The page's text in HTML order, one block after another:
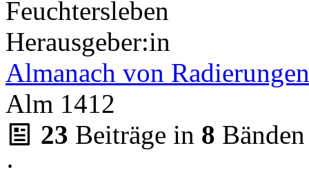
Feuchtersleben
Herausgeber:in
Almanach von
Alm 1412
23 Beiträge in 8 Bänden
·